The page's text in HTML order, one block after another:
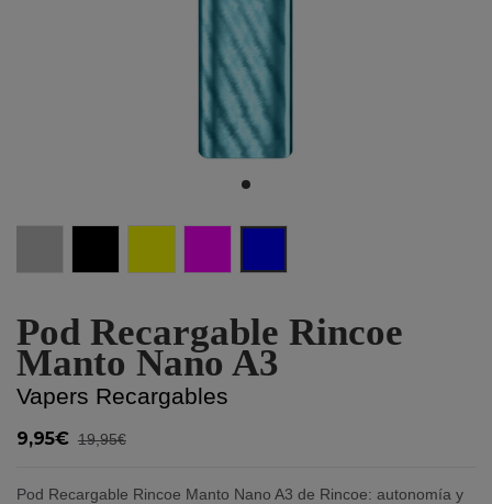
Pod Recargable Rincoe
Manto Nano A3
Vapers Recargables
9,95€ 19,95€
Pod Recargable Rincoe Manto Nano A3 de Rincoe: autonomía y